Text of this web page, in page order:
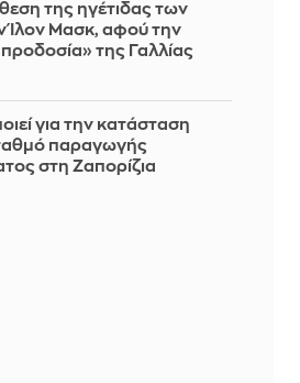
της ηγέτιδας των
Ίλον Μασκ, αφού την
της Γαλλίας
για την κατάσταση
παραγωγής
στη Ζαπορίζια